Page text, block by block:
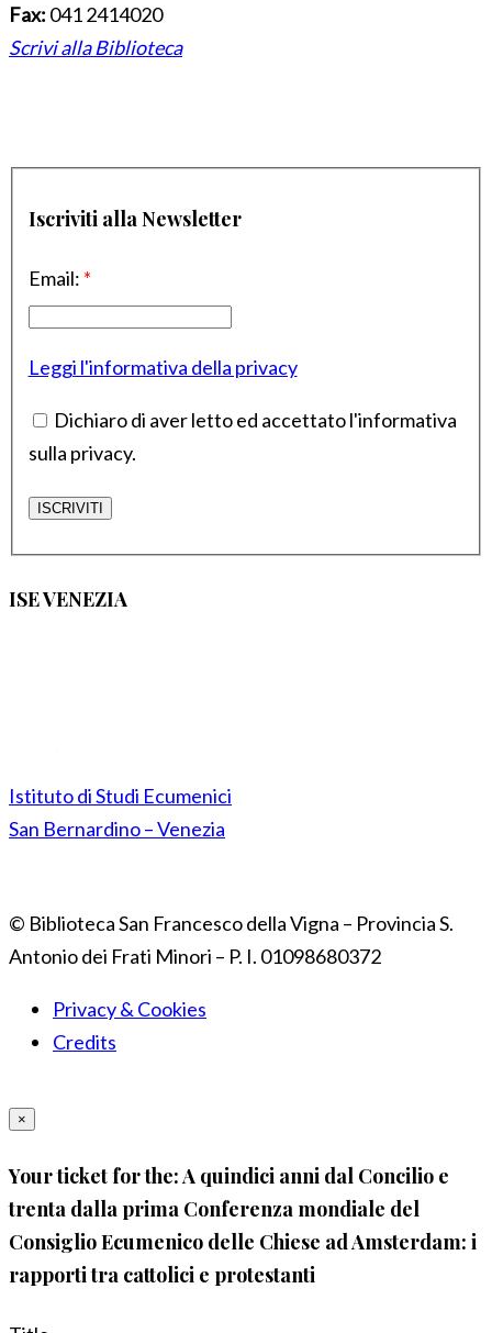
Fax: 041 2414020
Scrivi alla Biblioteca
Iscriviti alla Newsletter
Email: *
Leggi l'informativa della privacy
Dichiaro di aver letto ed accettato l'informativa
sulla privacy.
ISE VENEZIA
Istituto di Studi Ecumenici
San Bernardino – Venezia
© Biblioteca San Francesco della Vigna – Provincia S.
Antonio dei Frati Minori – P. I. 01098680372
Privacy & Cookies
Credits
×
Your ticket for the: A quindici anni dal Concilio e
trenta dalla prima Conferenza mondiale del
Consiglio Ecumenico delle Chiese ad Amsterdam: i
rapporti tra cattolici e protestanti